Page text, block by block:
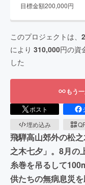
目標金額200,000円
このプロジェクトは、
により 310,000円の資
した
もう
ポスト
埋め込み
飛騨高山郊外の松
之木七夕」。8月の
糸巻を吊るして
供たちの無病息災